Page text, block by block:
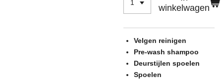
winkelwagen
Velgen reinigen
Pre-wash shampoo
Deurstijlen spoelen
Spoelen